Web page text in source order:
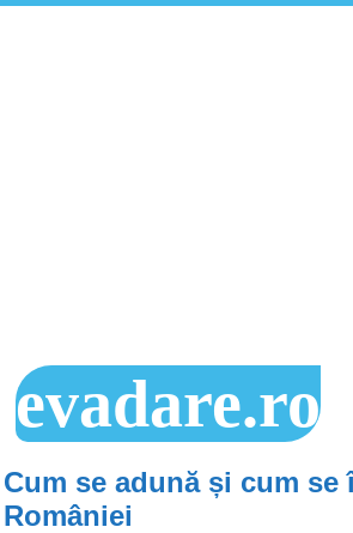
evadare.ro
Cum se adună și cum se
României